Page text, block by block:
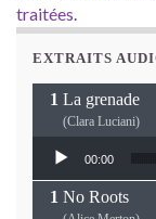
traitées.
EXTRAITS
La grenade
(Clara Luciani)
Lecteur audio
00:00
No Roots